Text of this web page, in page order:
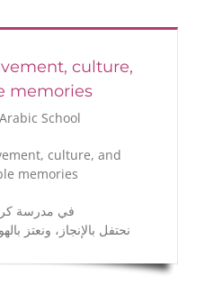
culture,
memories
School
culture, and
memories
في مدرسة
نحتفل بالإنجاز، ونعتز